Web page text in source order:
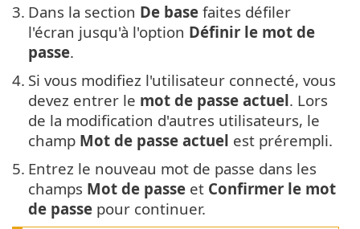
3. Dans la section De base faites défiler
l'écran jusqu'à l'option Définir le mot de
passe.
4. Si vous modifiez l'utilisateur connecté, vous
devez entrer le mot de passe actuel. Lors
de la modification d'autres utilisateurs, le
champ Mot de passe actuel est prérempli.
5. Entrez le nouveau mot de passe dans les
champs Mot de passe et Confirmer le mot
de passe pour continuer.